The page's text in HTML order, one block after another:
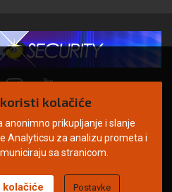
© Copyright 2026. | ARILEO
koristi kolačiće
anonimno prikupljanje i slanje
Analyticsu za analizu prometa i
sa stranicom.
kolačiće Postavke